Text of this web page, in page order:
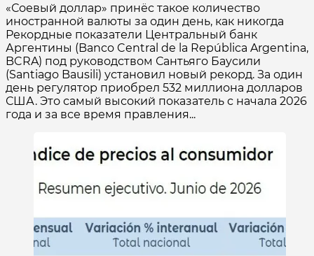
«Соевый доллар» принёс такое количество
иностранной валюты за один день, как никогда
Рекордные показатели Центральный банк
Аргентины (Banco Central de la República Argentina,
BCRA) под руководством Сантьяго Баусили
(Santiago Bausili) установил новый рекорд. За один
день регулятор приобрел 532 миллиона долларов
США. Это самый высокий показатель с начала 2026
года и за все время правления...